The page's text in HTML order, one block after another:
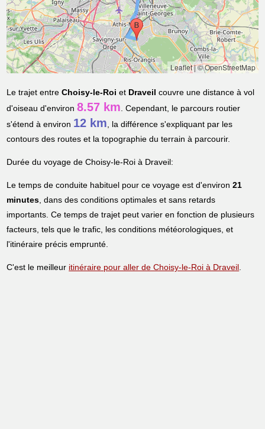
Leaflet|© OpenStreetMap
Le trajet entreChoisy-le-Roi et Draveil couvre une distance à vol
d'oiseau d'environ8.57 km. Cependant, le parcours routier
s'étend à environ 12 km, la différence s'expliquant par les
contours des routes et la topographie du terrain à parcourir.
Durée du voyage de Choisy-le-Roi à Draveil:
Le temps de conduite habituel pour ce voyage est d'environ21
minutes, dans des conditions optimales et sans retards
importants. Ce temps de trajet peut varier en fonction de plusieurs
facteurs, tels que le trafic, les conditions météorologiques, et
l'itinéraire précis emprunté.
C'est le meilleur itinéraire pour aller de Choisy-le-Roi à Draveil.